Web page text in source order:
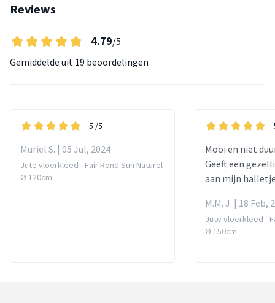
Reviews
4.79/5
Gemiddelde uit 19 beoordelingen
5 /5
Muriel S. | 05 Jul, 2024
Jute vloerkleed - Fair Rond Sun Naturel
Ø 120cm
Mooi en niet
Geeft een
aan mijn
M.M. J. | 18 Feb,
Jute vloerkleed -
Ø 150cm